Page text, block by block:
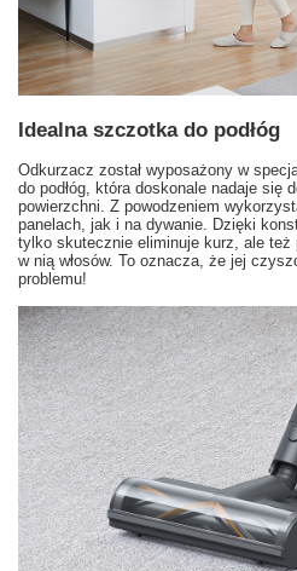
Idealna szczotka do podłóg
Odkurzacz został wyposażony w
do podłóg, która doskonale nadaje się
powierzchni. Z powodzeniem
panelach, jak i na dywanie. Dzięki
tylko skutecznie eliminuje kurz, ale też
w nią włosów. To oznacza, że jej
problemu!